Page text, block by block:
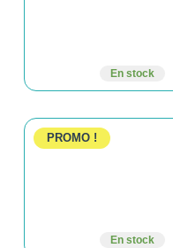
En stock
PROMO !
En stock